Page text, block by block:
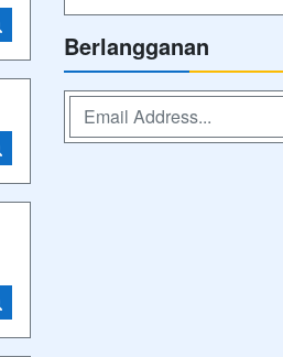
Berlangganan